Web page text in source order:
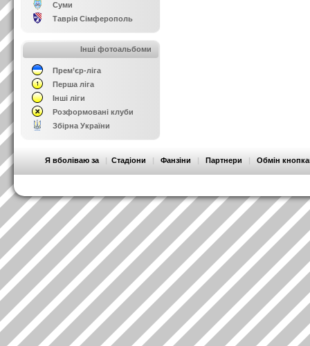
Суми
Таврія Сімферополь
Інші фотоальбоми
Прем’єр-ліга
Перша ліга
Інші ліги
Розформовані клуби
Збірна України
Я вболіваю за | Стадіони | Фанзіни | Партнери | Обмін